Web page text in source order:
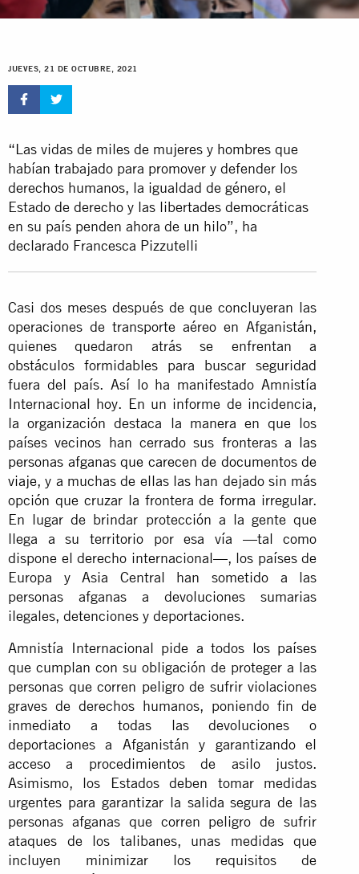
SEGURO
JUEVES, 21 DE OCTUBRE, 2021
“Las vidas de miles de mujeres y hombres que
habían trabajado para promover y defender los
derechos humanos, la igualdad de género, el
Estado de derecho y las libertades democráticas
en su país penden ahora de un hilo”, ha
declarado Francesca Pizzutelli
Casi dos meses después de que concluyeran las
operaciones de transporte aéreo en Afganistán,
quienes quedaron atrás se enfrentan a
obstáculos formidables para buscar seguridad
fuera del país. Así lo ha manifestado Amnistía
Internacional hoy. En un informe de incidencia,
la organización destaca la manera en que los
países vecinos han cerrado sus fronteras a las
personas afganas que carecen de documentos de
viaje, y a muchas de ellas las han dejado sin más
opción que cruzar la frontera de forma irregular.
En lugar de brindar protección a la gente que
llega a su territorio por esa vía —tal como
dispone el derecho internacional—, los países de
Europa y Asia Central han sometido a las
personas afganas a devoluciones sumarias
ilegales, detenciones y deportaciones.
Amnistía Internacional pide a todos los países
que cumplan con su obligación de proteger a las
personas que corren peligro de sufrir violaciones
graves de derechos humanos, poniendo fin de
inmediato a todas las devoluciones o
deportaciones a Afganistán y garantizando el
acceso a procedimientos de asilo justos.
Asimismo, los Estados deben tomar medidas
urgentes para garantizar la salida segura de las
personas afganas que corren peligro de sufrir
ataques de los talibanes, unas medidas que
incluyen minimizar los requisitos de